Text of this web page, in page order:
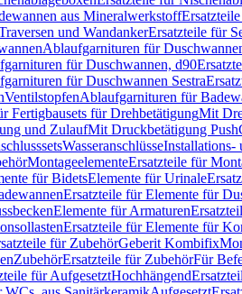
aus Mineralwerkstoff
und WandankerErsatzteile für
Ablaufgarnituren für
für Duschwannen, d90
für Duschwannen Sestra
VentilstopfenAblaufgarnituren für
Fertigbausets für DrehbetätigungMit
und ZulaufMit Druckbetätigung
WasseranschlüsseInstallations-
MontageelementeErsatzteile für
für BidetsElemente für Urinale
Ersatzteile für Elemente für
Elemente für Armaturen
Ersatzteile für Elemente für
für ZubehörGeberit Kombifix
ZubehörErsatzteile für ZubehörFür
für AufgesetztHochhängend